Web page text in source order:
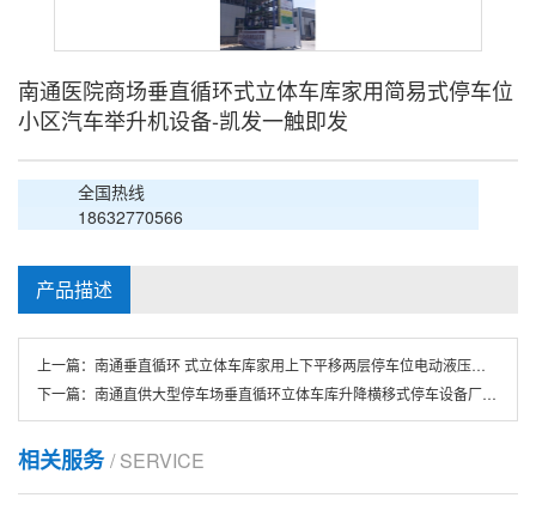
南通医院商场垂直循环式立体车库家用简易式停车位
小区汽车举升机设备-凯发一触即发
全国热线
18632770566
产品描述
上一篇： 南通垂直循环 式立体车库家用上下平移两层停车位电动液压升降停车设备
下一篇： 南通直供大型停车场垂直循环立体车库升降横移式停车设备厂家直销
相关服务/ SERVICE